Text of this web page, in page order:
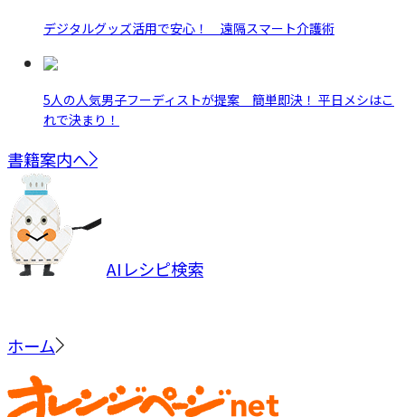
デジタルグッズ活用で安心！ 遠隔スマート介護術
5人の人気男子フーディストが提案 簡単即決！ 平日メシはこ
れで決まり！
書籍案内へ
AIレシピ検索
ホーム